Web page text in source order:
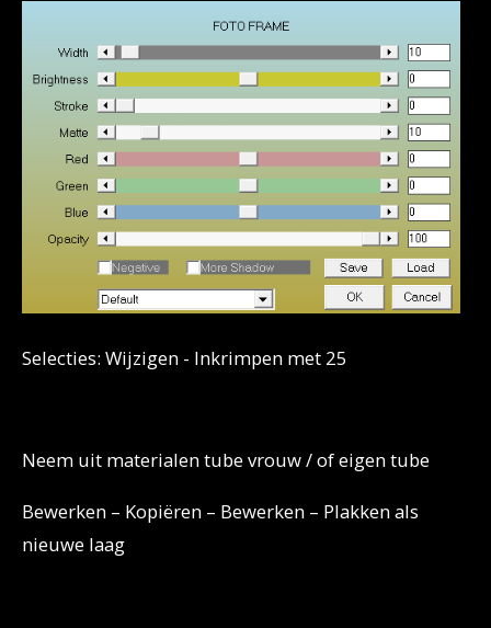
Selecties: Wijzigen - Inkrimpen met 25
Neem uit materialen tube vrouw / of eigen tube
Bewerken – Kopiëren – Bewerken – Plakken als
nieuwe laag